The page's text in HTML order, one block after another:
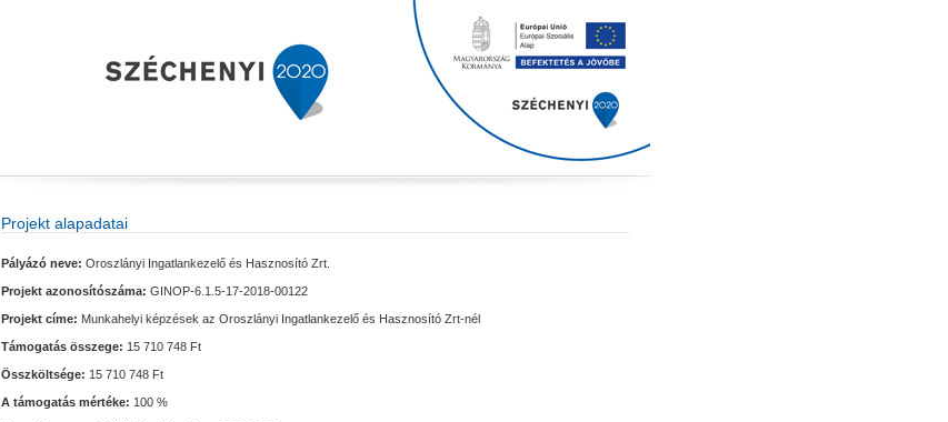
Projekt alapadatai
Pályázó neve: Oroszlányi Ingatlankezelő és Hasznosító Zrt.
Projekt azonosítószáma: GINOP-6.1.5-17-2018-00122
Projekt címe: Munkahelyi képzések az Oroszlányi Ingatlankezelő és Hasznosító Zrt-nél
Támogatás összege: 15 710 748 Ft
Összköltsége: 15 710 748 Ft
A támogatás mértéke: 100 %